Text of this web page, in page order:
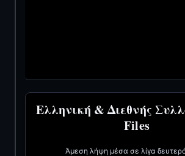
Ελληνική & Διεθνής
Files
Άμεση λήψη μέσα σε λίγα